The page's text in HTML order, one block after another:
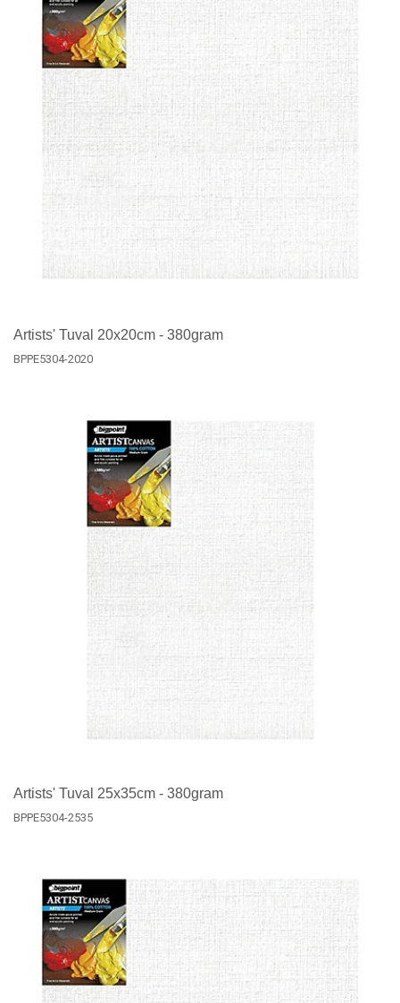
Artists' Tuval 20x20cm - 380gram
BPPE5304-2020
Artists' Tuval 25x35cm - 380gram
BPPE5304-2535